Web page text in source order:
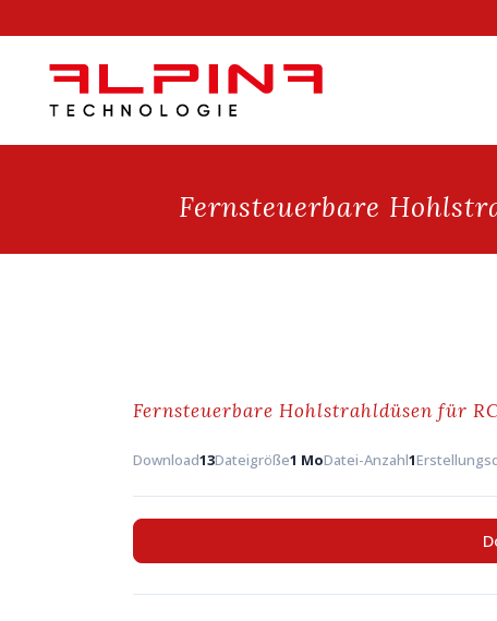
Fernsteuerbare
Fernsteuerbare Hohlstrahldüsen für
Download13Dateigröße1 MoDatei-Anzahl1